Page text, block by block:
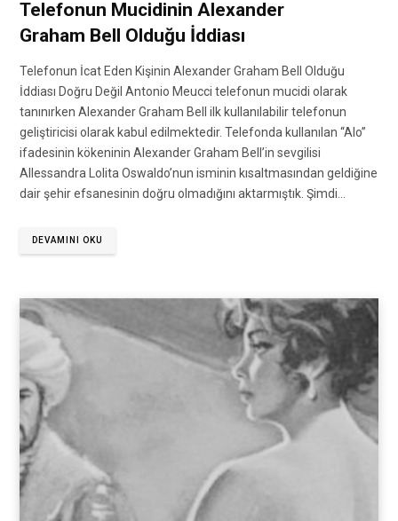
Telefonun Mucidinin Alexander
Graham Bell Olduğu İddiası
Telefonun İcat Eden Kişinin Alexander Graham Bell Olduğu
İddiası Doğru Değil Antonio Meucci telefonun mucidi olarak
tanınırken Alexander Graham Bell ilk kullanılabilir telefonun
geliştiricisi olarak kabul edilmektedir. Telefonda kullanılan “Alo”
ifadesinin kökeninin Alexander Graham Bell’in sevgilisi
Allessandra Lolita Oswaldo’nun isminin kısaltmasından geldiğine
dair şehir efsanesinin doğru olmadığını aktarmıştık. Şimdi…
DEVAMINI OKU